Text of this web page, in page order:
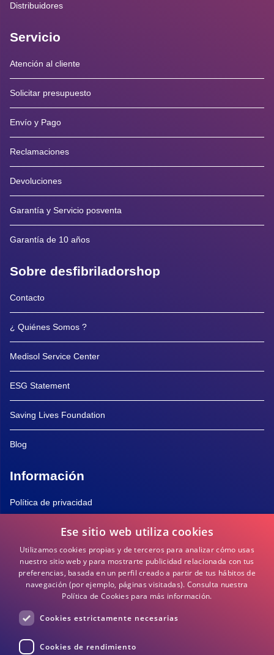
Distribuidores
Servicio
Atención al cliente
Solicitar presupuesto
Envío y Pago
Reclamaciones
Devoluciones
Garantía y Servicio posventa
Garantía de 10 años
Sobre desfibriladorshop
Contacto
¿ Quiénes Somos ?
Medisol Service Center
ESG Statement
Saving Lives Foundation
Blog
Información
Política de privacidad
Política de Cookies
Términos y Condiciones
Preguntas frecuentes
DEA / DESA Información
Ese sitio web utiliza cookies
Utilizamos cookies propias y de terceros para analizar cómo usas
nuestro sitio web y para mostrarte publicidad relacionada con tus
preferencias, basada en un perfil creado a partir de tus hábitos de
navegación (por ejemplo, páginas visitadas). Consulta nuestra
Política de Cookies para más información.
Cookies estrictamente necesarias
Cookies de rendimiento